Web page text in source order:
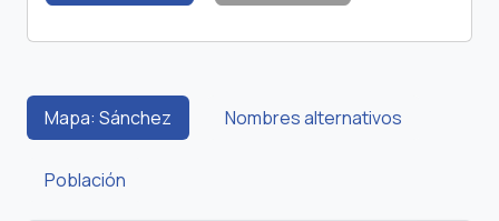
Mapa: Sánchez Nombres alternativos
Población